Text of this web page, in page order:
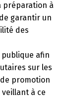
préparation à
garantir un
des
publique afin
sur les
promotion
à ce